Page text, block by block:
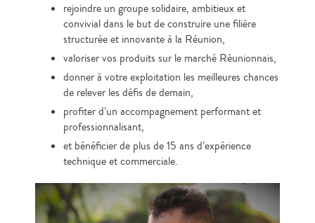
rejoindre un groupe solidaire, ambitieux et
convivial dans le but de construire une filière
structurée et innovante à la Réunion,
valoriser vos produits sur le marché Réunionnais,
donner à votre exploitation les meilleures chances
de relever les défis de demain,
profiter d’un accompagnement performant et
professionnalisant,
et bénéficier de plus de 15 ans d’expérience
technique et commerciale.